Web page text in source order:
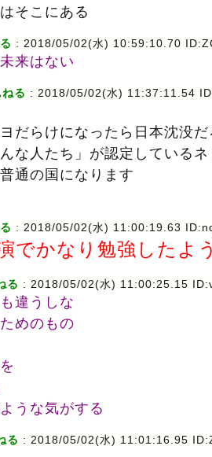
そこにある
: 2018/05/02(水) 10:59:10.70
来はない
る : 2018/05/02(水) 11:37:11.54
だらけになったら日本沈没だ
な人たち」が認定している
通の国になります
: 2018/05/02(水) 11:00:19.63
でかなり勉強したよ
る : 2018/05/02(水) 11:00:25.15
違うしな
めのもの
うな気がする
る : 2018/05/02(水) 11:01:16.95